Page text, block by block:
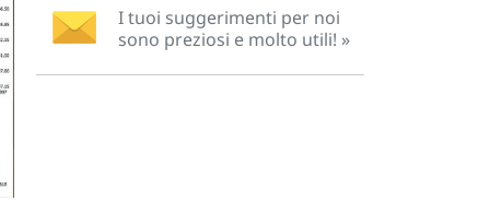
I tuoi suggerimenti per noi
sono preziosi e molto utili! »